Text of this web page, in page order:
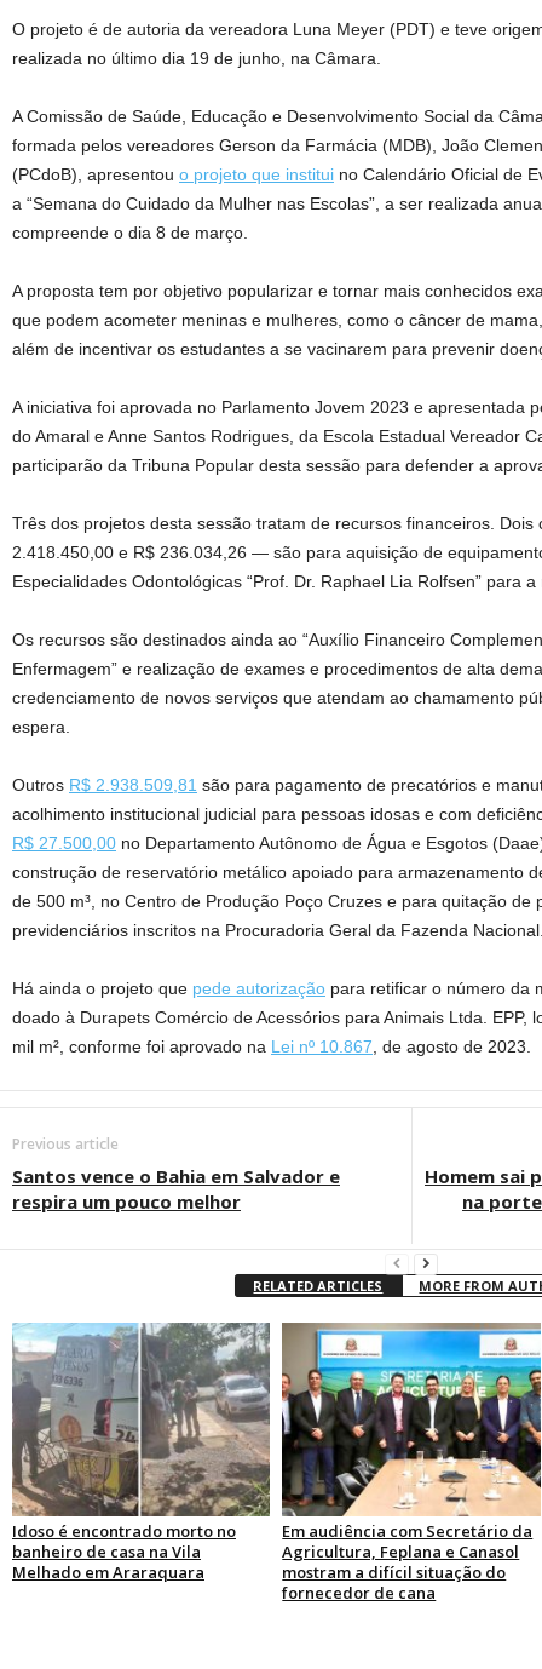
O projeto é de autoria da vereadora Luna Meyer (PDT) e teve
realizada no último dia 19 de junho, na Câmara.
A Comissão de Saúde, Educação e Desenvolvimento Social da
formada pelos vereadores Gerson da Farmácia (MDB), João
(PCdoB), apresentou o projeto que institui no Calendário Oficial de
a “Semana do Cuidado da Mulher nas Escolas”, a ser realizada
compreende o dia 8 de março.
A proposta tem por objetivo popularizar e tornar mais conhecidos
que podem acometer meninas e mulheres, como o câncer de
além de incentivar os estudantes a se vacinarem para prevenir
A iniciativa foi aprovada no Parlamento Jovem 2023 e apresentada
do Amaral e Anne Santos Rodrigues, da Escola Estadual Vereador
participarão da Tribuna Popular desta sessão para defender a
Três dos projetos desta sessão tratam de recursos financeiros.
2.418.450,00 e R$ 236.034,26 — são para aquisição de
Especialidades Odontológicas “Prof. Dr. Raphael Lia Rolfsen” para
Os recursos são destinados ainda ao “Auxílio Financeiro
Enfermagem” e realização de exames e procedimentos de alta
credenciamento de novos serviços que atendam ao chamamento
espera.
Outros R$ 2.938.509,81 são para pagamento de precatórios e
acolhimento institucional judicial para pessoas idosas e com
R$ 27.500,00 no Departamento Autônomo de Água e Esgotos
construção de reservatório metálico apoiado para armazenamento
de 500 m³, no Centro de Produção Poço Cruzes e para quitação de
previdenciários inscritos na Procuradoria Geral da Fazenda
Há ainda o projeto que pede autorização para retificar o número da
doado à Durapets Comércio de Acessórios para Animais Ltda. EPP,
mil m², conforme foi aprovado na Lei nº 10.867 , de agosto de 2023.
Previous article
Santos vence o Bahia em Salvador e
respira um pouco melhor
Homem sai
na
RELATED ARTICLES MORE FROM
Idoso é encontrado morto no
banheiro de casa na Vila
Melhado em Araraquara
Em audiência com Secretário da
Agricultura, Feplana e Canasol
mostram a difícil situação do
fornecedor de cana